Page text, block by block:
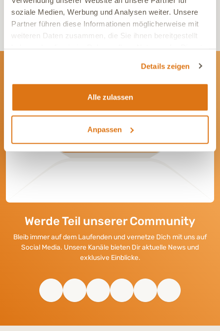
soziale Medien, Werbung und Analysen weiter. Unsere
Partner führen diese Informationen möglicherweise mit
weiteren Daten zusammen, die Sie ihnen bereitgestellt
Details zeigen
Alle zulassen
Anpassen
gezeigten Inhalte entstehen. Die Nutzung der Informationen erfolgt
aufeigene Verantwortung.
Newsletter
Wir informieren Dich gerne mit wertvollen Tipps
und Angeboten rund um die Gesundheit Deines
Newsletter abonnieren
Werde Teil unserer Community
Bleib immer auf dem Laufenden und vernetze Dich mit uns auf
Social Media. Unsere Kanäle bieten Dir aktuelle News und
exklusive Einblicke.